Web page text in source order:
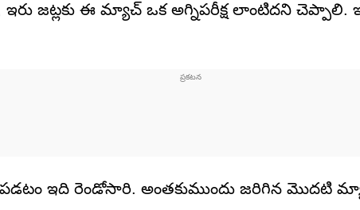
జట్లకు ఈ మ్యాచ్ ఒక అగ్నిపరీక్ష లాంటిదని చెప్పాలి.
ఇది రెండోసారి. అంతకుముందు జరిగిన మొదటి